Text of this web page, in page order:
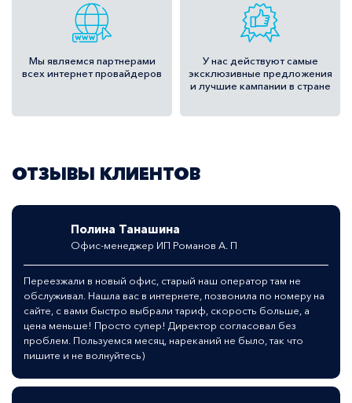
Мы являемся партнерами
всех интернет провайдеров
У нас действуют самые
эксклюзивные предложения
и лучшие кампании в стране
ОТЗЫВЫ КЛИЕНТОВ
Полина Танашина
Офис-менеджер ИП Романов А. П
Переезжали в новый офис, старый наш оператор там не
обслуживал. Нашла вас в интернете, позвонила по номеру на
сайте, с вами быстро выбрали тариф, скорость больше, а
цена меньше! Просто супер! Директор согласовал без
проблем. Пользуемся месяц, нареканий не было, так что
пишите и не волнуйтесь)